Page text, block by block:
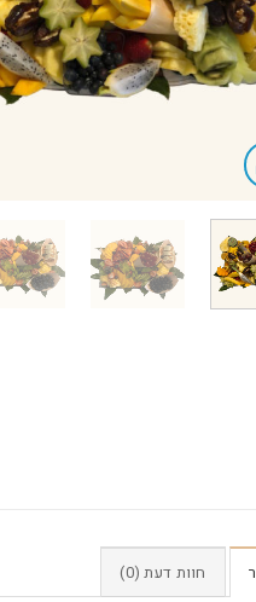
חוות דעת (0)